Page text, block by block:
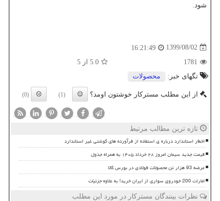
شود.
1399/08/02
16:21:49
1781
5.0 از 5
تگهای خبر:
محصولات
از این مطلب مسترکار خوشتون اومد؟ (1)
(0)
تازه ترین مطالب مرتبط
اخطار استاندارد درباره ی استفاده از فرآورده های گوشتی غیر استاندارد
قیمت جدید سیمان امروز ۲۸ خرداد ۱۴۰۵ به همراه جدول
عرضه 93 هزار تن محصولات فولادی در بورس کالا
امارات 200 خودروی سواری از ایران خرید! به علاوه جزئیات
نظرات بینندگان مسترکار در مورد این مطلب